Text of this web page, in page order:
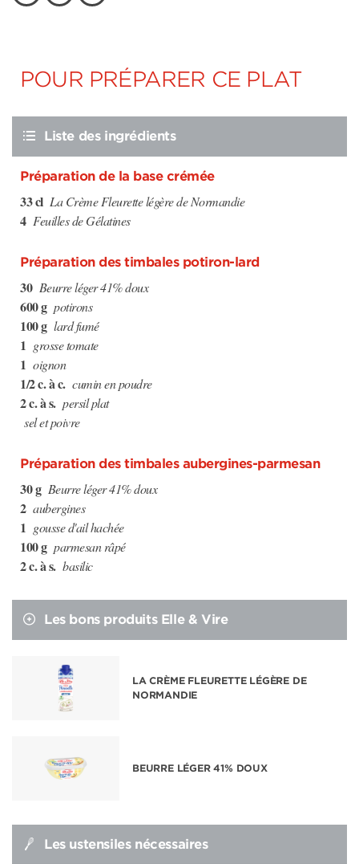
POUR PRÉPARER CE PLAT
Liste des ingrédients
Préparation de la base crémée
33 cl La Crème Fleurette légère de Normandie
4 Feuilles de Gélatines
Préparation des timbales potiron-lard
30 Beurre léger 41% doux
600 g potirons
100 g lard fumé
1 grosse tomate
1 oignon
1/2 c. à c. cumin en poudre
2 c. à s. persil plat
sel et poivre
Préparation des timbales aubergines-parmesan
30 g Beurre léger 41% doux
2 aubergines
1 gousse d'ail hachée
100 g parmesan râpé
2 c. à s. basilic
Les bons produits Elle & Vire
LA CRÈME FLEURETTE LÉGÈRE DE
NORMANDIE
BEURRE LÉGER 41% DOUX
Les ustensiles nécessaires